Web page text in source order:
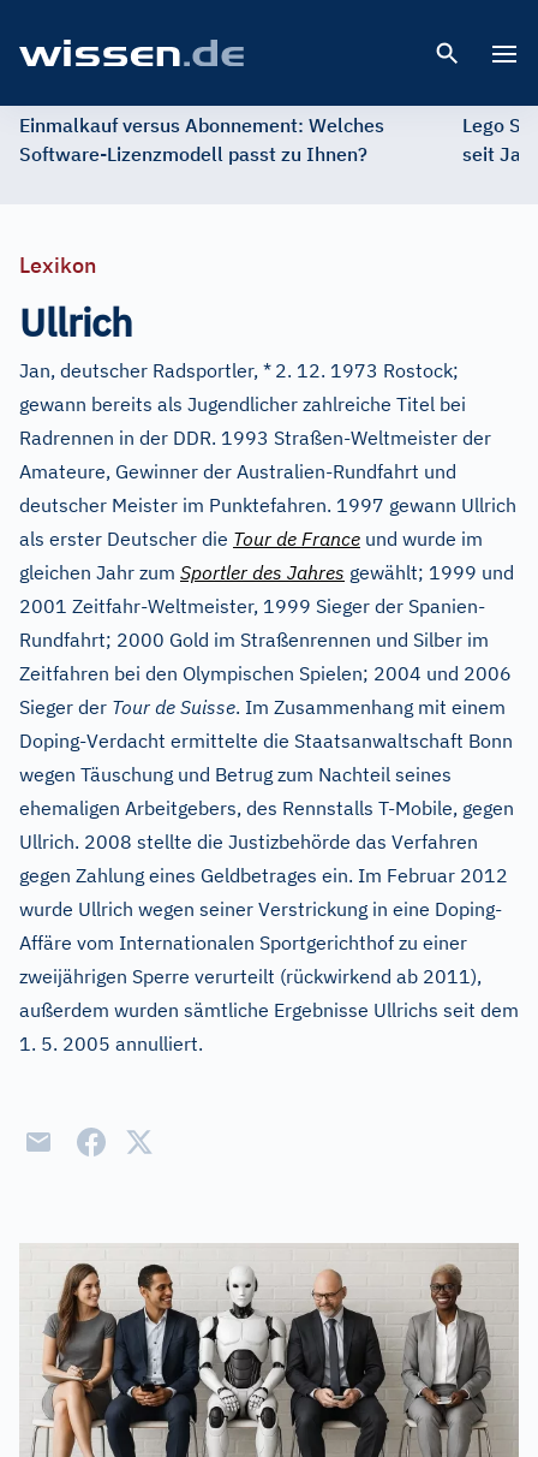
Einmalkauf versus Abonnement: Welches
Software-Lizenzmodell passt zu Ihnen?
Lego
seit
Lexikon
Ullrich
Jan, deutscher Radsportler, * 2. 12. 1973 Rostock;
gewann bereits als Jugendlicher zahlreiche Titel bei
Radrennen in der DDR. 1993 Straßen-Weltmeister der
Amateure, Gewinner der Australien-Rundfahrt und
deutscher Meister im Punktefahren. 1997 gewann Ullrich
als erster Deutscher die Tour de France und wurde im
gleichen Jahr zum Sportler des Jahres gewählt; 1999 und
2001 Zeitfahr-Weltmeister, 1999 Sieger der Spanien-
Rundfahrt; 2000 Gold im Straßenrennen und Silber im
Zeitfahren bei den Olympischen Spielen; 2004 und 2006
Sieger der Tour de Suisse. Im Zusammenhang mit einem
Doping-Verdacht ermittelte die Staatsanwaltschaft Bonn
wegen Täuschung und Betrug zum Nachteil seines
ehemaligen Arbeitgebers, des Rennstalls T-Mobile, gegen
Ullrich. 2008 stellte die Justizbehörde das Verfahren
gegen Zahlung eines Geldbetrages ein. Im Februar 2012
wurde Ullrich wegen seiner Verstrickung in eine Doping-
Affäre vom Internationalen Sportgerichthof zu einer
zweijährigen Sperre verurteilt (rückwirkend ab 2011),
außerdem wurden sämtliche Ergebnisse Ullrichs seit dem
1. 5. 2005 annulliert.